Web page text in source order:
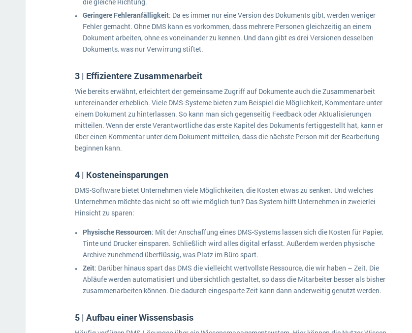
Geringere Fehleranfälligkeit: Da es immer nur eine Version des Dokuments gibt, werden weniger
Fehler gemacht. Ohne DMS kann es vorkommen, dass mehrere Personen gleichzeitig an einem
Dokument arbeiten, ohne es voneinander zu kennen. Und dann gibt es drei Versionen desselben
Dokuments, was nur Verwirrung stiftet.
3 | Effizientere Zusammenarbeit
Wie bereits erwähnt, erleichtert der gemeinsame Zugriff auf Dokumente auch die Zusammenarbeit
untereinander erheblich. Viele DMS-Systeme bieten zum Beispiel die Möglichkeit, Kommentare unter
einem Dokument zu hinterlassen. So kann man sich gegenseitig Feedback oder Aktualisierungen
mitteilen. Wenn der erste Verantwortliche das erste Kapitel des Dokuments fertiggestellt hat, kann er
über einen Kommentar unter dem Dokument mitteilen, dass die nächste Person mit der Bearbeitung
beginnen kann.
4 | Kosteneinsparungen
DMS-Software bietet Unternehmen viele Möglichkeiten, die Kosten etwas zu senken. Und welches
Unternehmen möchte das nicht so oft wie möglich tun? Das System hilft Unternehmen in zweierlei
Hinsicht zu sparen:
Physische Ressourcen: Mit der Anschaffung eines DMS-Systems lassen sich die Kosten für Papier,
Tinte und Drucker einsparen. Schließlich wird alles digital erfasst. Außerdem werden physische
Archive zunehmend überflüssig, was Platz im Büro spart.
Zeit: Darüber hinaus spart das DMS die vielleicht wertvollste Ressource, die wir haben – Zeit. Die
Abläufe werden automatisiert und übersichtlich gestaltet, so dass die Mitarbeiter besser als bisher
zusammenarbeiten können. Die dadurch eingesparte Zeit kann dann anderweitig genutzt werden.
5 | Aufbau einer Wissensbasis